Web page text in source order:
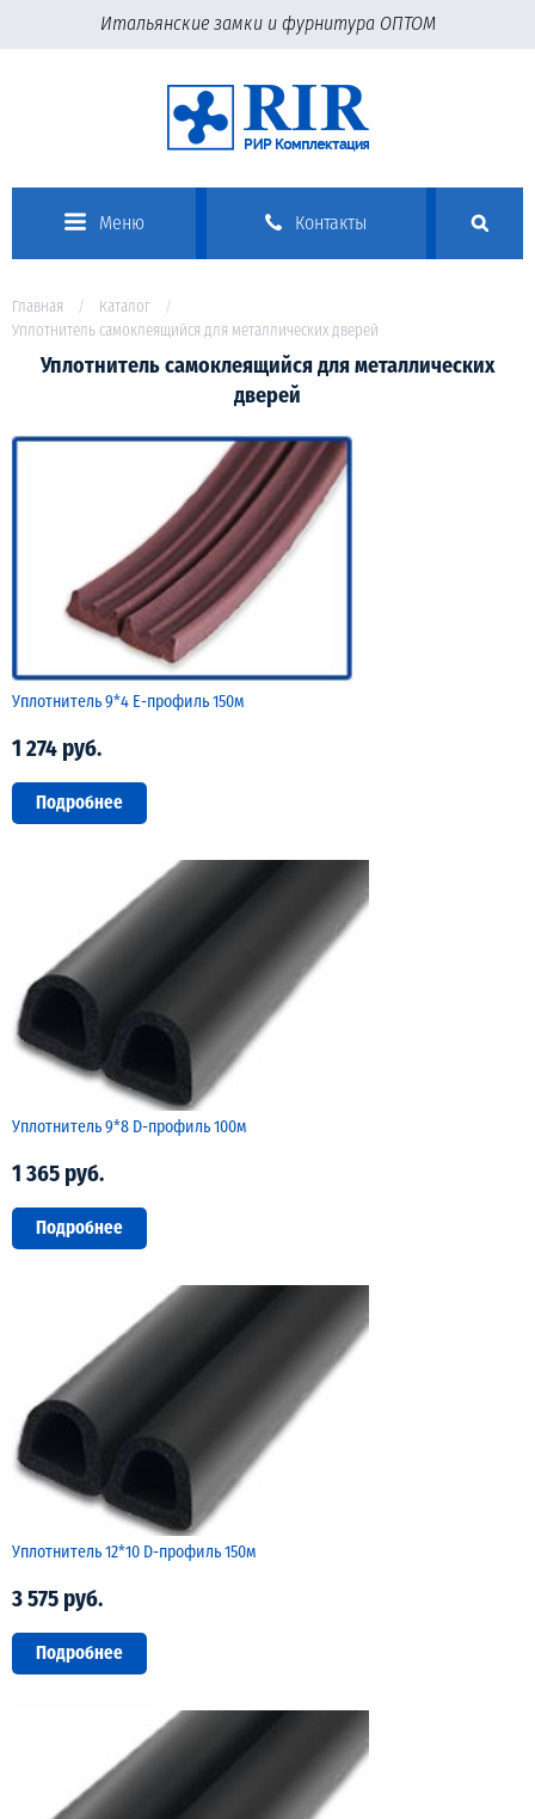
Итальянские замки и фурнитура ОПТОМ
Меню Контакты
Главная
Каталог
Уплотнитель самоклеящийся для металлических дверей
Уплотнитель самоклеящийся для металлических
дверей
Уплотнитель 9*4 Е-профиль 150м
1 274 руб.
Подробнее
Уплотнитель 9*8 D-профиль 100м
1 365 руб.
Подробнее
Уплотнитель 12*10 D-профиль 150м
3 575 руб.
Подробнее